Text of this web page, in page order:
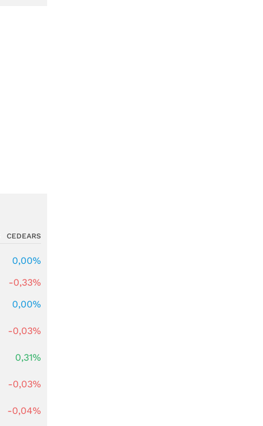
CEDEARS
0,00%
-0,33%
0,00%
-0,03%
0,31%
-0,03%
-0,04%